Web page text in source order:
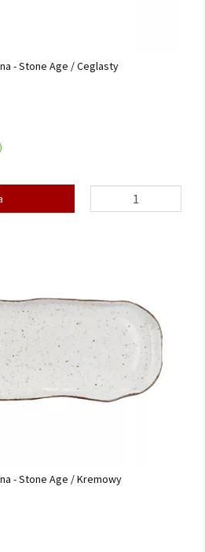
- Stone Age / Ceglasty
- Stone Age / Kremowy